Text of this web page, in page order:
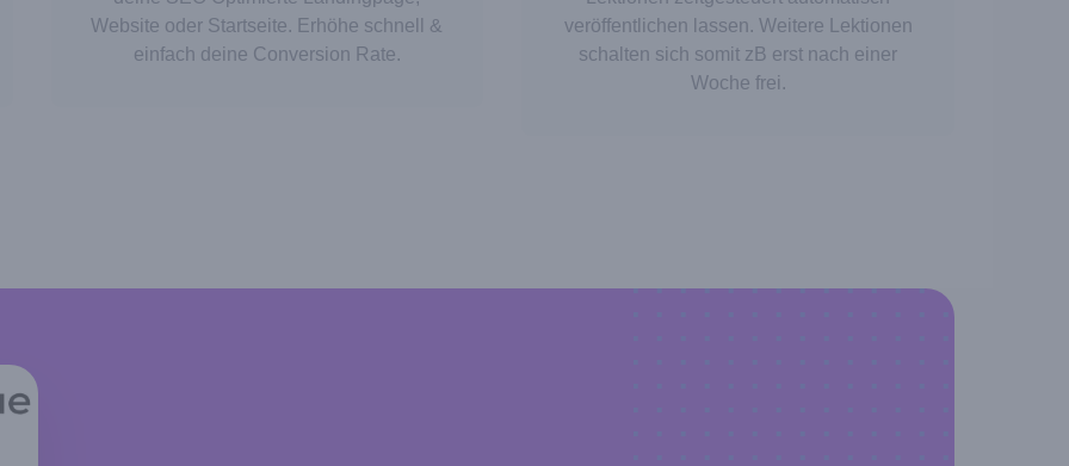
Website oder Startseite. Erhöhe schnell &
einfach deine Conversion Rate.
veröffentlichen lassen. Weitere Lektionen
schalten sich somit zB erst nach einer
Woche frei.